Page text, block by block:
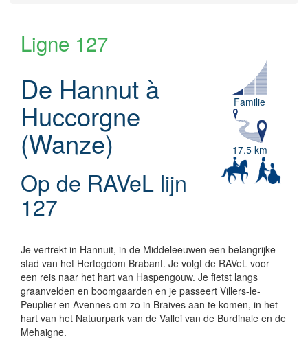
Ligne 127
De Hannut à
Huccorgne
(Wanze)
Op de RAVeL lijn
127
Familie
17,5 km
Je vertrekt in Hannuit, in de Middeleeuwen een belangrijke
stad van het Hertogdom Brabant. Je volgt de RAVeL voor
een reis naar het hart van Haspengouw. Je fietst langs
graanvelden en boomgaarden en je passeert Villers-le-
Peuplier en Avennes om zo in Braives aan te komen, in het
hart van het Natuurpark van de Vallei van de Burdinale en de
Mehaigne.